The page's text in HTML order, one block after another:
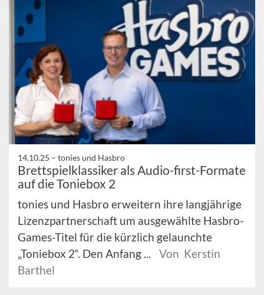
14.10.25 – tonies und Hasbro
Brettspielklassiker als Audio-first-Formate
auf die Toniebox 2
tonies und Hasbro erweitern ihre langjährige
Lizenzpartnerschaft um ausgewählte Hasbro-
Games-Titel für die kürzlich gelaunchte
„Toniebox 2“. Den Anfang ...
Von Kerstin
Barthel